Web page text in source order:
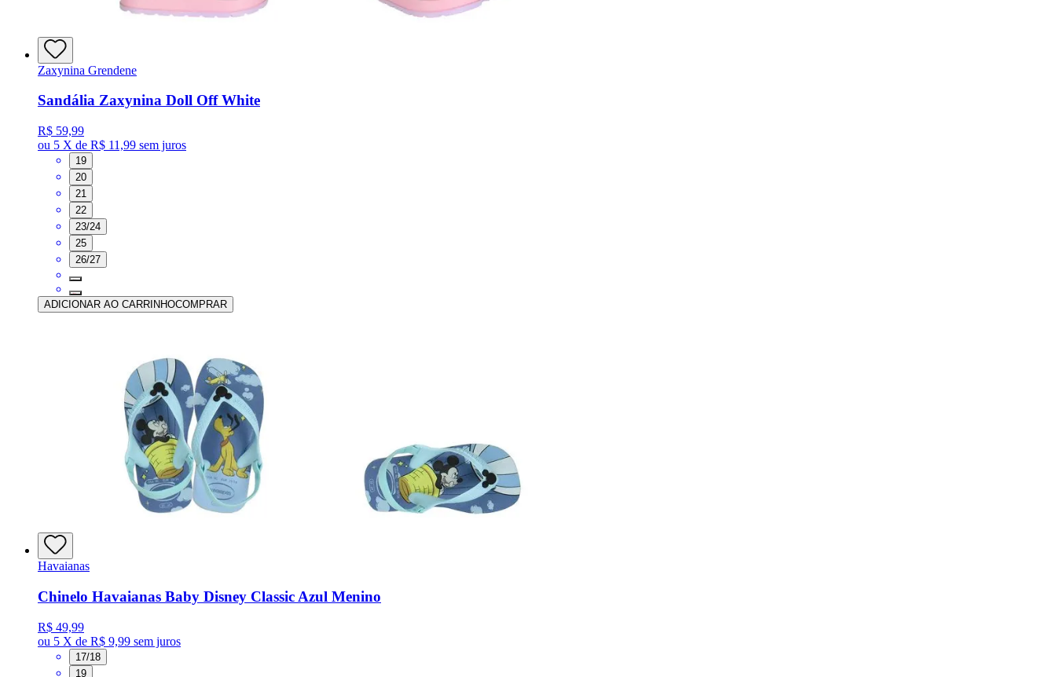
Zaxynina Grendene
Sandália Zaxynina Doll Off White
R$ 59,99
ou 5 X de R$ 11,99 sem juros
19
20
21
22
23/24
25
26/27
ADICIONAR AO CARRINHOCOMPRAR
Havaianas
Chinelo Havaianas Baby Disney Classic Azul Menino
R$ 49,99
ou 5 X de R$ 9,99 sem juros
17/18
19